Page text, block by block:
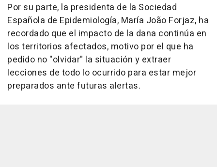
Por su parte, la presidenta de la Sociedad
Española de Epidemiología, María João Forjaz, ha
recordado que el impacto de la dana continúa en
los territorios afectados, motivo por el que ha
pedido no "olvidar" la situación y extraer
lecciones de todo lo ocurrido para estar mejor
preparados ante futuras alertas.